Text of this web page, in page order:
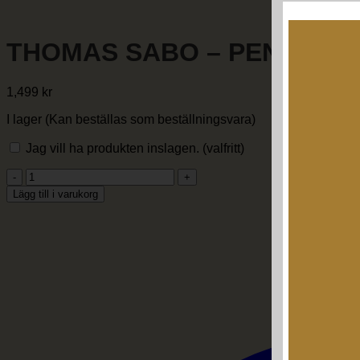
THOMAS SABO – PENDANT
1,499 kr
I lager (Kan beställas som beställningsvara)
Jag vill ha produkten inslagen. (valfritt)
THOMAS
SABO
-
Lägg till i varukorg